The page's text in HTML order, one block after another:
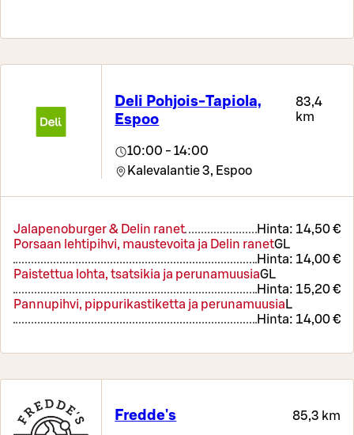
Deli Pohjois-Tapiola,
Espoo
83,4
km
10:00 - 14:00
Kalevalantie 3, Espoo
Jalapenoburger & Delin ranet Hinta: 14,50 €
Porsaan lehtipihvi, maustevoita ja Delin ranetGL
Hinta: 14,00 €
Paistettua lohta, tsatsikia ja perunamuusiaGL
Hinta: 15,20 €
Pannupihvi, pippurikastiketta ja perunamuusia L
Hinta: 14,00 €
Fredde's 85,3 km